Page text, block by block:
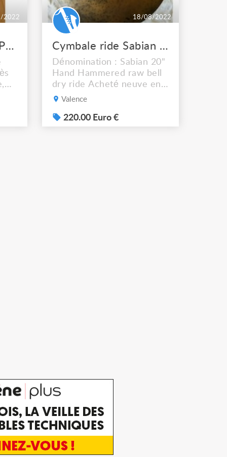
2022
Conga Meinl 1134 Professional Series hardcase
18/08/2022
Cymbale ride Sabian Hand Hammered
Dénomination : Sabian 20"
Hand Hammered raw bell
dry ride Acheté neuve en
2006 Préfère la fournir en
Valence
220.00 Euro €